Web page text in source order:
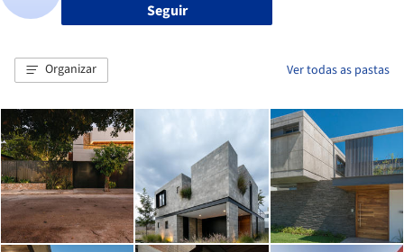
Seguir
Organizar Ver todas as pastas